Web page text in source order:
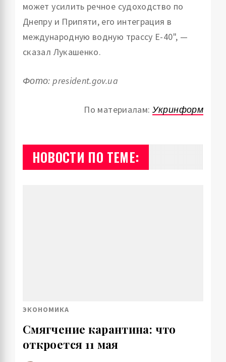
может усилить речное судоходство по
Днепру и Припяти, его интеграция в
международную водную трассу Е-40", —
сказал Лукашенко.
Фото: president.gov.ua
По материалам: Укринформ
НОВОСТИ ПО ТЕМЕ:
ЭКОНОМИКА
Смягчение карантина: что
откроется 11 мая